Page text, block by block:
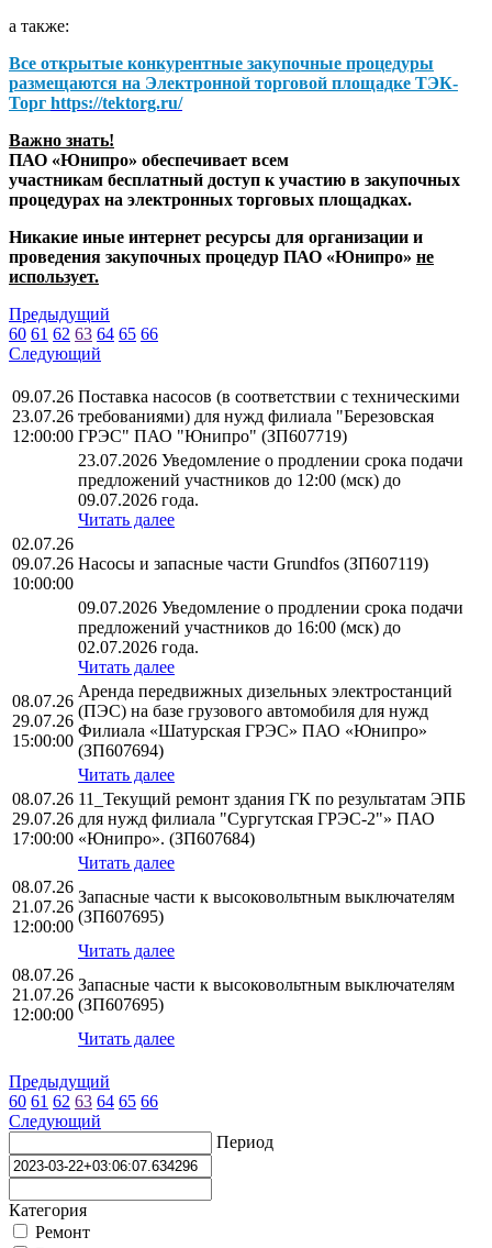
а также:
Все открытые конкурентные закупочные процедуры
размещаются на Электронной торговой площадке ТЭК-
Торг https://tektorg.ru/
Важно знать!
ПАО «Юнипро» обеспечивает всем
участникам бесплатный доступ к участию в закупочных
процедурах на электронных торговых площадках.
Никакие иные интернет ресурсы для организации и
проведения закупочных процедур ПАО «Юнипро» не
использует.
Предыдущий
60 61 62 63 64 65 66
Следующий
09.07.26
23.07.26
12:00:00
Поставка насосов (в соответствии с техническими
требованиями) для нужд филиала "Березовская
ГРЭС" ПАО "Юнипро" (ЗП607719)
23.07.2026 Уведомление о продлении срока подачи
предложений участников до 12:00 (мск) до
09.07.2026 года.
Читать далее
02.07.26
09.07.26
10:00:00
Насосы и запасные части Grundfos (ЗП607119)
09.07.2026 Уведомление о продлении срока подачи
предложений участников до 16:00 (мск) до
02.07.2026 года.
Читать далее
08.07.26
29.07.26
15:00:00
Аренда передвижных дизельных электростанций
(ПЭС) на базе грузового автомобиля для нужд
Филиала «Шатурская ГРЭС» ПАО «Юнипро»
(ЗП607694)
Читать далее
08.07.26
29.07.26
17:00:00
11_Текущий ремонт здания ГК по результатам ЭПБ
для нужд филиала "Сургутская ГРЭС-2"» ПАО
«Юнипро». (ЗП607684)
Читать далее
08.07.26
21.07.26
12:00:00
Запасные части к высоковольтным выключателям
(ЗП607695)
Читать далее
08.07.26
21.07.26
12:00:00
Запасные части к высоковольтным выключателям
(ЗП607695)
Читать далее
Предыдущий
60 61 62 63 64 65 66
Следующий
Период
Категория
Ремонт